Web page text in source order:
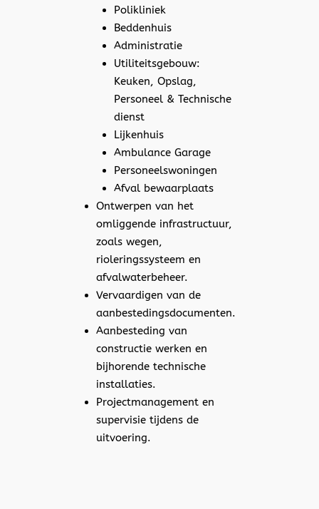
Polikliniek
Beddenhuis
Administratie
Utiliteitsgebouw:
Keuken, Opslag,
Personeel & Technische
dienst
Lijkenhuis
Ambulance Garage
Personeelswoningen
Afval bewaarplaats
Ontwerpen van het
omliggende infrastructuur,
zoals wegen,
rioleringssysteem en
afvalwaterbeheer.
Vervaardigen van de
aanbestedingsdocumenten.
Aanbesteding van
constructie werken en
bijhorende technische
installaties.
Projectmanagement en
supervisie tijdens de
uitvoering.